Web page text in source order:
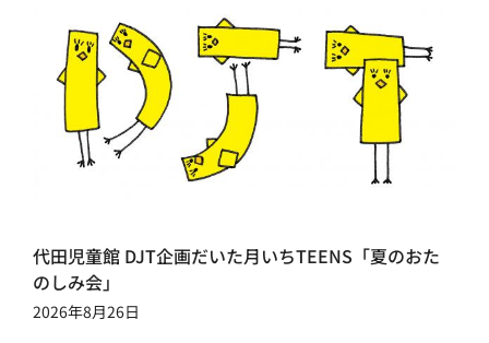
代田児童館 DJT企画だいた月いちTEENS「夏のおた
のしみ会」
2026年8月26日